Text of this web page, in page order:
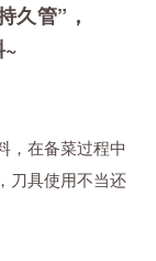
久管”，
，在备菜过程中
刀具使用不当还